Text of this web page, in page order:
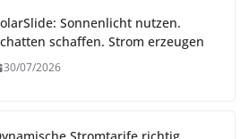
Sonnenlicht nutzen.
schaffen. Strom erzeugen
30/07/2026